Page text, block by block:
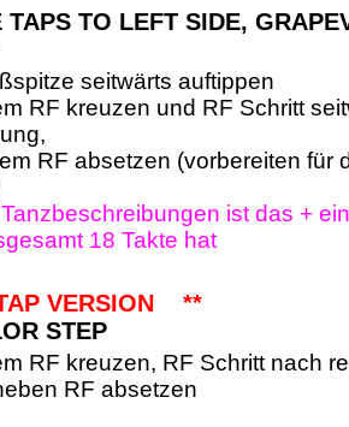
TAPS TO LEFT SIDE,
seitwärts auftippen
RF kreuzen und RF Schritt
RF absetzen (vorbereiten für
ist das +
18 Takte hat
VERSION
**
STEP
RF kreuzen, RF Schritt nach
RF absetzen